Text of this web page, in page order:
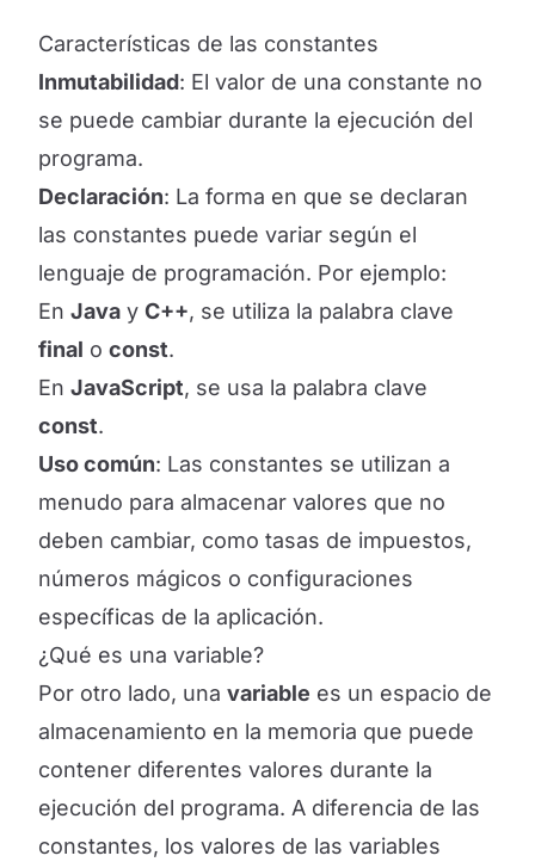
Características de las constantes
Inmutabilidad: El valor de una constante no
se puede cambiar durante la ejecución del
programa.
Declaración: La forma en que se declaran
las constantes puede variar según el
lenguaje de programación. Por ejemplo:
En Java y C++, se utiliza la palabra clave
final o const.
En JavaScript, se usa la palabra clave
const.
Uso común: Las constantes se utilizan a
menudo para almacenar valores que no
deben cambiar, como tasas de impuestos,
números mágicos o configuraciones
específicas de la aplicación.
¿Qué es una variable?
Por otro lado, una variable es un espacio de
almacenamiento en la memoria que puede
contener diferentes valores durante la
ejecución del programa. A diferencia de las
constantes, los valores de las variables